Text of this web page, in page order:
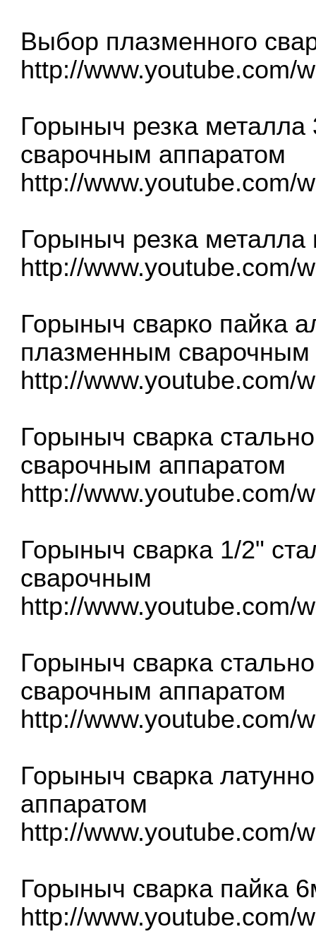
Выбор плазменного
http://www.youtube.com/
Горыныч резка
сварочным аппаратом
http://www.youtube.com/
Горыныч резка металла
http://www.youtube.com/
Горыныч сварко пайка
плазменным сварочным
http://www.youtube.com/
Горыныч сварка
сварочным аппаратом
http://www.youtube.com/
Горыныч сварка 1/2"
сварочным
http://www.youtube.com/
Горыныч сварка
сварочным аппаратом
http://www.youtube.com/
Горыныч сварка
аппаратом
http://www.youtube.com/
Горыныч сварка пайка
http://www.youtube.com/